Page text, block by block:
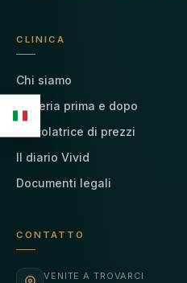
CLINICA
Chi siamo
Galleria prima e dopo
Calcolatrice di prezzi
Il diario Vivid
Documenti legali
CONTATTO
VENITE A TROVARCI